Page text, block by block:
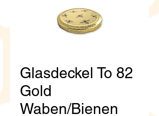
Glasdeckel To 82
Gold
Waben/Bienen